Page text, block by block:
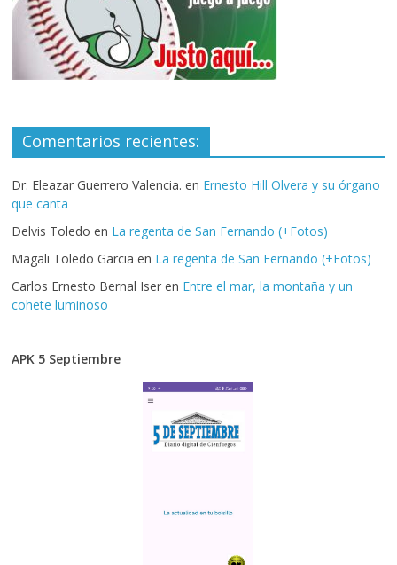
Comentarios recientes:
Dr. Eleazar Guerrero Valencia. en Ernesto Hill Olvera y su órgano
que canta
Delvis Toledo en La regenta de San Fernando (+Fotos)
Magali Toledo Garcia en La regenta de San Fernando (+Fotos)
Carlos Ernesto Bernal Iser en Entre el mar, la montaña y un
cohete luminoso
APK 5 Septiembre